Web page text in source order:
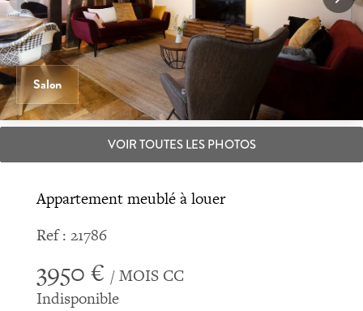
Salon
VOIR TOUTES LES PHOTOS
Appartement meublé à louer
Ref : 21786
3950 € / MOIS CC
Indisponible